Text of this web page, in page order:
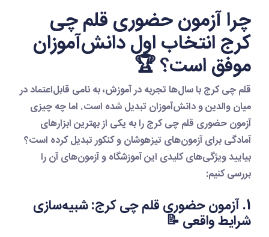
چرا آزمون حضوری قلم چی
کرج انتخاب اول دانش‌آموزان
موفق است؟ 🏆
قلم چی کرجبا سال‌ها تجربه در آموزش، به نامی قابل‌اعتماد در
میان والدین و دانش‌آموزان تبدیل شده است. اما چه چیزی
آزمون حضوری قلم چی کرجرا به یکی از بهترین ابزارهای
آمادگی برای آزمون‌های تیزهوشان و کنکور تبدیل کرده است؟
بیایید ویژگی‌های کلیدی این آموزشگاه و آزمون‌های آن را
بررسی کنیم:
1. آزمون حضوری قلم چی کرج: شبیه‌سازی
شرایط واقعی 📝